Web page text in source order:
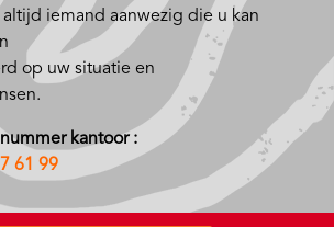
altijd iemand aanwezig die u kan
op uw situatie en
kantoor :
61 99